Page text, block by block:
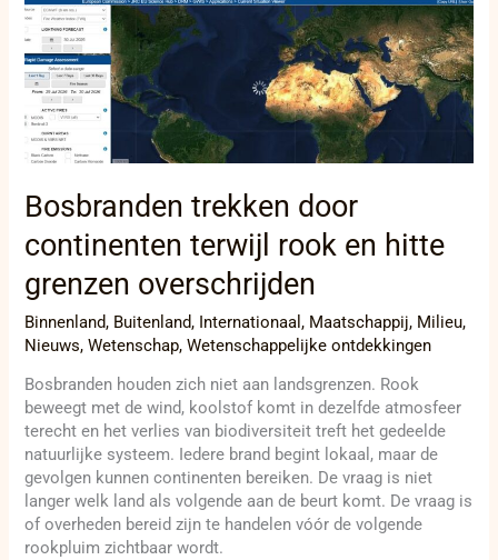
Bosbranden trekken door
continenten terwijl rook en hitte
grenzen overschrijden
Binnenland, Buitenland, Internationaal, Maatschappij, Milieu,
Nieuws,Wetenschap,Wetenschappelijke ontdekkingen
Bosbranden houden zich niet aan landsgrenzen. Rook
beweegt met de wind, koolstof komt in dezelfde atmosfeer
terecht en het verlies van biodiversiteit treft het gedeelde
natuurlijke systeem. Iedere brand begint lokaal, maar de
gevolgen kunnen continenten bereiken. De vraag is niet
langer welk land als volgende aan de beurt komt. De vraag is
of overheden bereid zijn te handelen vóór de volgende
rookpluim zichtbaar wordt.
door
continenten
terwijl
rook
hitte
grenzen